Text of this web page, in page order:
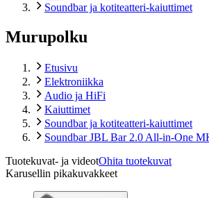
Soundbar ja kotiteatteri-kaiuttimet
Murupolku
Etusivu
Elektroniikka
Audio ja HiFi
Kaiuttimet
Soundbar ja kotiteatteri-kaiuttimet
Soundbar JBL Bar 2.0 All-in-One
Tuotekuvat- ja videotOhita tuotekuvat
Karusellin pikakuvakkeet